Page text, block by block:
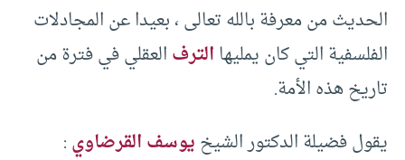
الحديث من معرفة بالله تعالى ، بعيدا عن المجادلات
الفلسفية التي كان يمليهاالترفالعقلي في فترة من
تاريخ هذه الأمة.
يقول فضيلة الدكتور الشيخيوسف القرضاوي: